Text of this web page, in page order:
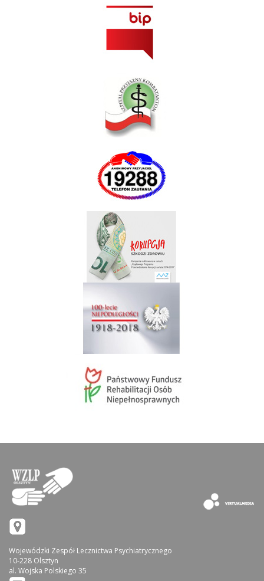
Wojewódzki Zespół Lecznictwa Psychiatrycznego
10-228 Olsztyn
al. Wojska Polskiego 35